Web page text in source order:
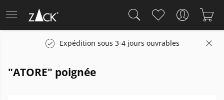
Expédition sous 3-4 jours ouvrables
"ATORE" poignée